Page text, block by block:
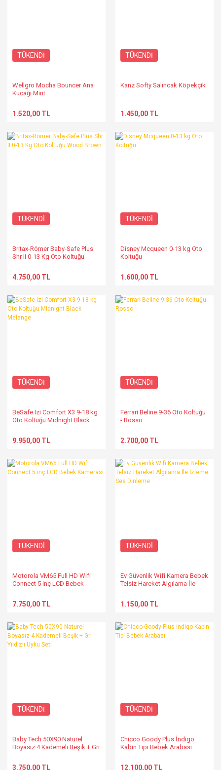
TÜKENDİ
Wellgro Mocha Bouncer Ana
Kucağı Mint
1.520,00 TL
TÜKENDİ
Kanz Softy Salıncak Köpekçik
1.450,00 TL
TÜKENDİ
Britax-Römer Baby-Safe Plus
Shr II 0-13 Kg Oto Koltuğu
4.750,00 TL
TÜKENDİ
Disney Mcqueen 0-13 kg Oto
Koltuğu
1.600,00 TL
TÜKENDİ
BeSafe Izi Comfort X3 9-18 kg
Oto Koltuğu Midnight Black
9.950,00 TL
TÜKENDİ
Ferrari Beline 9-36 Oto Koltuğu
- Rosso
2.700,00 TL
TÜKENDİ
Motorola VM65 Full HD Wifi
Connect 5 inç LCD Bebek
7.750,00 TL
TÜKENDİ
Ev Güvenlik Wifi Kamera Bebek
Telsiz Hareket Algılama İle
1.150,00 TL
TÜKENDİ
Baby Tech 50X90 Naturel
Boyasız 4 Kademeli Beşik + Gri
3.750,00 TL
TÜKENDİ
Chicco Goody Plus İndigo
Kabin Tipi Bebek Arabası
12.100,00 TL